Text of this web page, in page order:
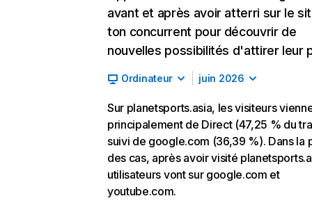
avant et après avoir atterri sur le
ton concurrent pour découvrir de
nouvelles possibilités d'attirer leur
Ordinateur juin 2026
Sur planetsports.asia, les visiteurs
principalement de Direct (47,25 % du
suivi de google.com (36,39 %). Dans la
des cas, après avoir visité
utilisateurs vont sur google.com et
youtube.com.